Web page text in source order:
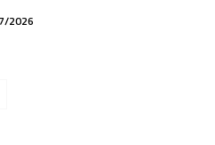
2026